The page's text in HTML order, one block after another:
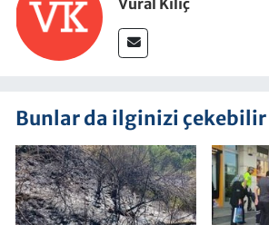
Vural Kılıç
Bunlar da ilginizi çekebilir